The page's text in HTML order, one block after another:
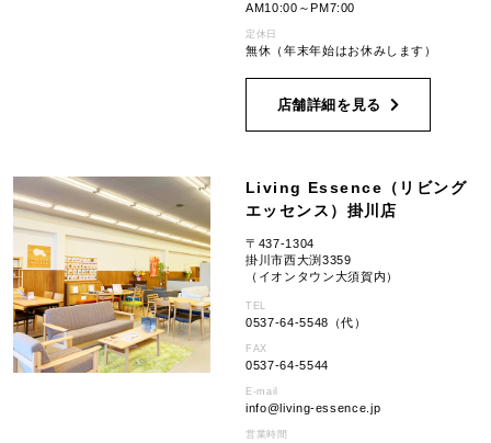
AM10:00～PM7:00
定休日
無休（年末年始はお休みします）
店舗詳細を見る
Living Essence（リビング
エッセンス）掛川店
〒437-1304
掛川市西大渕3359
（イオンタウン大須賀内）
TEL
0537-64-5548（代）
FAX
0537-64-5544
E-mail
info living-essence.jp
営業時間